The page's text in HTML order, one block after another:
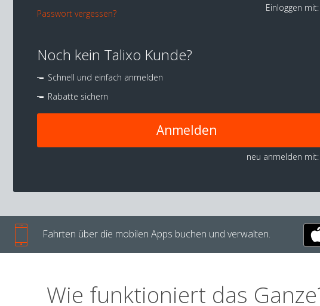
Passwort vergessen?
Einloggen
Noch kein Talixo Kunde?
Schnell und einfach anmelden
Rabatte sichern
Anmelden
neu anmelden mit:
Fahrten über die mobilen Apps buchen und verwalten.
Wie funktioniert das